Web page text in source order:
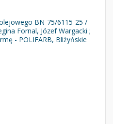
BN-75/6115-25 /
Fornal, Józef Wargacki ;
- POLIFARB, Bliżyńskie